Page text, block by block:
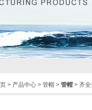
> 产品中心> 管帽> 管帽> 齐全